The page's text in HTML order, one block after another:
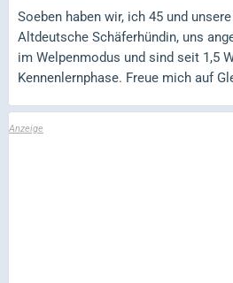
Soeben haben wir, ich 45 und
Altdeutsche Schäferhündin, uns
im Welpenmodus und sind seit 1,5
Kennenlernphase. Freue mich auf